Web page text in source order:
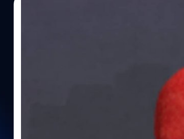
ซวยเด็ก!! แชนแนล Roblox พิสูจน์แล้วว่า
Ruben Sim แชนแนลคอนเทนต์เกม 'Roblox' บน